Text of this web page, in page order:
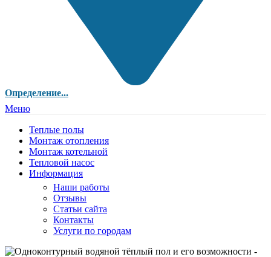
Определение...
Меню
Теплые полы
Монтаж отопления
Монтаж котельной
Тепловой насос
Информация
Наши работы
Отзывы
Статьи сайта
Контакты
Услуги по городам